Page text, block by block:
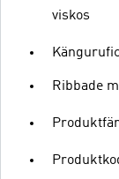
viskos
Ribbade